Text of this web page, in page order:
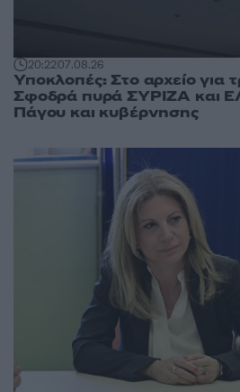
20:2207.08.26
Υποκλοπές: Στο αρχείο για
Σφοδρά πυρά ΣΥΡΙΖΑ και
Πάγου και κυβέρνησης